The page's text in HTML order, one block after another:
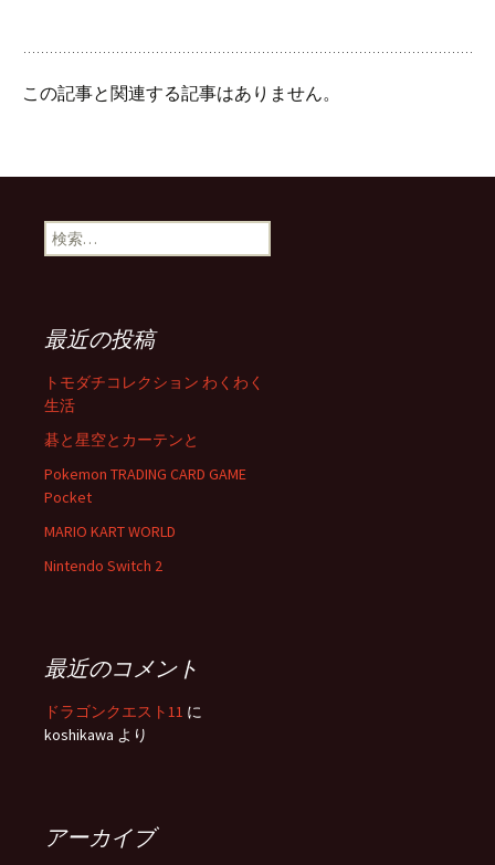
この記事と関連する記事はありません。
検
索:
最近の投稿
トモダチコレクション わくわく
生活
碁と星空とカーテンと
Pokemon TRADING CARD GAME
Pocket
MARIO KART WORLD
Nintendo Switch 2
最近のコメント
ドラゴンクエスト11 に
koshikawa より
アーカイブ